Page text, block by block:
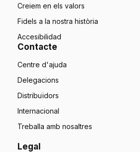
Creiem en els valors
Fidels a la nostra història
Accesibilidad
Contacte
Centre d'ajuda
Delegacions
Distribuïdors
Internacional
Treballa amb nosaltres
Legal